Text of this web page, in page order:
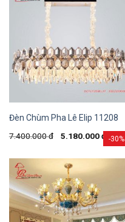
-30%
Đèn Chùm Pha Lê Elip 11208
7.400.000đ 5.180.000đ